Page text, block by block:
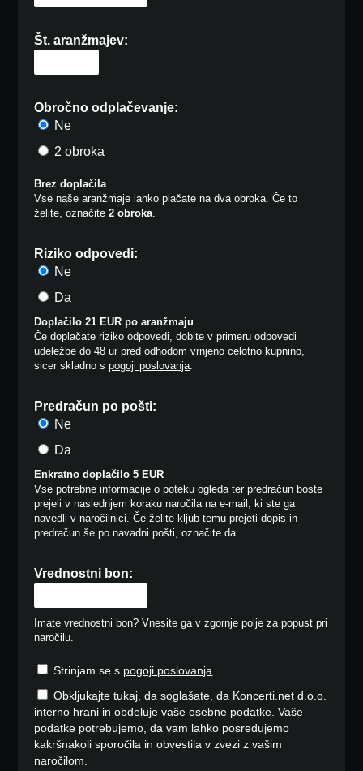
Št. aranžmajev:
Obročno odplačevanje:
Ne
2 obroka
Brez doplačila
Vse naše aranžmaje lahko plačate na dva obroka. Če to
želite, označite2 obroka.
Riziko odpovedi:
Ne
Da
Doplačilo 21 EUR po aranžmaju
Če doplačate riziko odpovedi, dobite v primeru odpovedi
udeležbe do 48 ur pred odhodom vrnjeno celotno kupnino,
sicer skladno spogoji poslovanja.
Predračun po pošti:
Ne
Da
Enkratno doplačilo 5 EUR
Vse potrebne informacije o poteku ogleda ter predračun boste
prejeli v naslednjem koraku naročila na e-mail, ki ste ga
navedli v naročilnici. Če želite kljub temu prejeti dopis in
predračun še po navadni pošti, označite da.
Vrednostni bon:
Imate vrednostni bon? Vnesite ga v zgornje polje za popust pri
naročilu.
Strinjam se s pogoji poslovanja.
Obkljukajte tukaj, da soglašate, da Koncerti.net d.o.o.
interno hrani in obdeluje vaše osebne podatke. Vaše
podatke potrebujemo, da vam lahko posredujemo
kakršnakoli sporočila in obvestila v zvezi z vašim
naročilom.